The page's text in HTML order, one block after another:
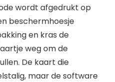
wordt afgedrukt op
beschermhoesje
en kras de
weg om de
De kaart die
maar de software